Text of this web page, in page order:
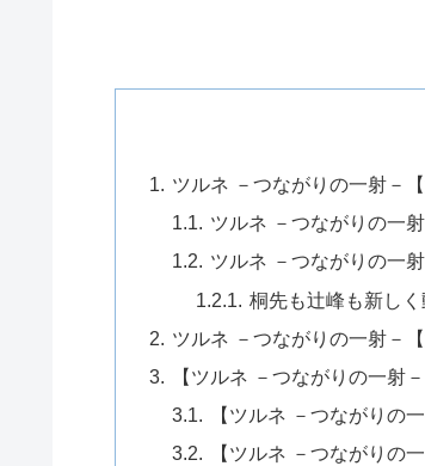
ツルネ －つながりの一射－
ツルネ －つながりの一
ツルネ －つながりの一
桐先も辻峰も新し
ツルネ －つながりの一射－
【ツルネ －つながりの一射
【ツルネ －つながりの
【ツルネ －つながりの